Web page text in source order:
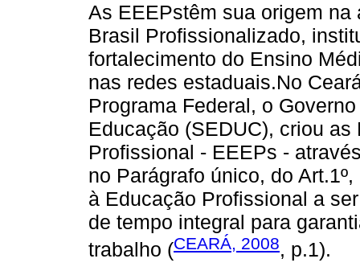
As EEEPstêm sua origem
Brasil Profissionalizado,
fortalecimento do Ensino
nas redes estaduais.No
Programa Federal, o
Educação (SEDUC), criou
Profissional - EEEPs -
no Parágrafo único, do
à Educação Profissional a
de tempo integral para
trabalho (CEARÁ, 2008, p.1).